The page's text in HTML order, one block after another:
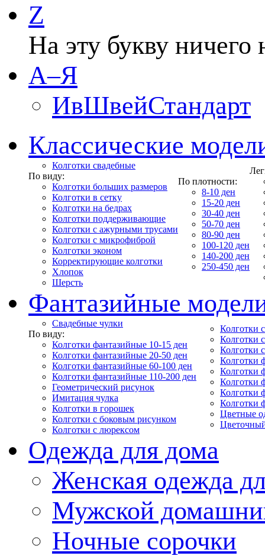
Z
На эту букву ничего
А–Я
ИвШвейСтандарт
Классические
Колготки свадебные
По виду:
Колготки больших размеров
Колготки в сетку
Колготки на бедрах
Колготки поддерживающие
Колготки с ажурными трусами
Колготки с микрофиброй
Колготки эконом
Корректирующие колготки
Хлопок
Шерсть
По плотности:
8-10 ден
15-20 ден
30-40 ден
50-70 ден
80-90 ден
100-120 ден
140-200 ден
250-450 ден
Фантазийные
Свадебные чулки
По виду:
Колготки фантазийные 10-15 ден
Колготки фантазийные 20-50 ден
Колготки фантазийные 60-100 ден
Колготки фантазийные 110-200 ден
Геометрический рисунок
Имитация чулка
Колготки в горошек
Колготки с боковым рисунком
Колготки с люрексом
Колготки
Колготки
Колготки
Колготки
Колготки
Колготки
Колготки
Колготки
Цветные
Одежда для дома
Женская одежда
Мужской
Ночные сорочки